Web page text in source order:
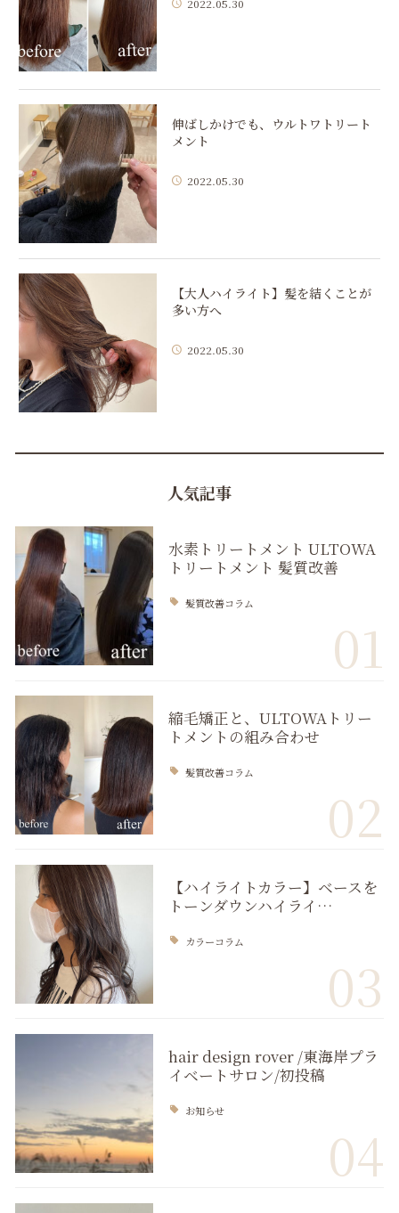
伸ばしかけでも、ウルトワトリート
メント
2022.05.30
【大人ハイライト】髪を結くことが
多い方へ
2022.05.30
人気記事
水素トリートメント ULTOWA
トリートメント 髪質改善
髪質改善コラム
01
縮毛矯正と、ULTOWAトリー
トメントの組み合わせ
髪質改善コラム
02
【ハイライトカラー】ベースを
トーンダウンハイライ…
カラーコラム
03
hair design rover /東海岸プラ
イベートサロン/初投稿
お知らせ
04